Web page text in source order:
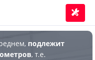
подлежит
, т.е.